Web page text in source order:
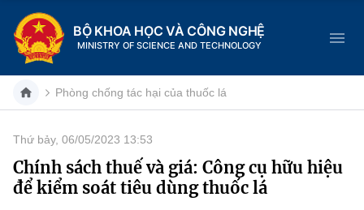
BỘ KHOA HỌC VÀ CÔNG NGHỆ
MINISTRY OF SCIENCE AND TECHNOLOGY
Danh mục
Trang chủ
Phòng chống tác hại của thuốc lá
Thứ bảy, 06/05/2023 13:53
Chính sách thuế và giá: Công cụ hữu hiệu
để kiểm soát tiêu dùng thuốc lá